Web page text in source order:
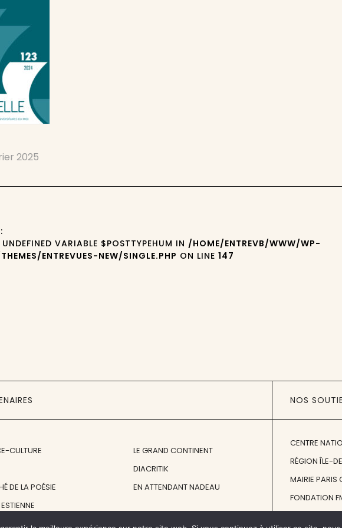
2025
UNDEFINED VARIABLE $POSTTYPEHUM IN /HOME/ENTREVB/WWW/WP-
ENTREVUES-NEW/SINGLE.PHP ON LINE147
CULTURE
DE LA POÉSIE
LE GRAND CONTINENT
DIACRITIK
EN ATTENDANT NADEAU
NOS
CENTRE
RÉGION ÎLE-
MAIRIE PARIS
FONDATION